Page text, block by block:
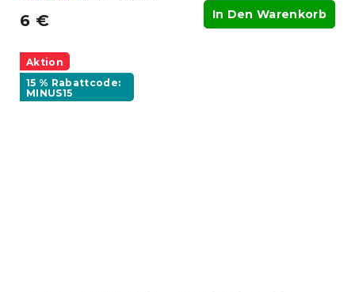
6 € In Den Warenkorb
Aktion
15 % Rabattcode:
MINUS15